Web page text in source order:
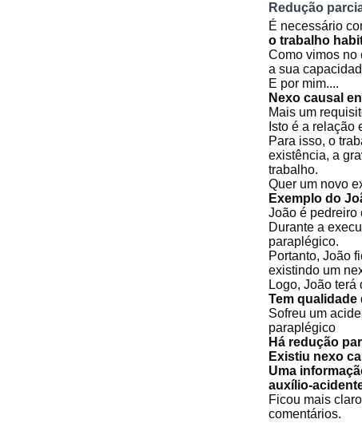
Redução
É necessário
o trabalho
Como vimos no
a sua
E por mim....
Nexo causal
Mais um
Isto é a relação
Para isso, o
existência, a
trabalho.
Quer um novo
Exemplo do
João é pedreiro
Durante a
paraplégico.
Portanto, João
existindo um
Logo, João
Tem qualidade
Sofreu um
paraplégico
Há redução
Existiu nexo
Uma
auxílio-
Ficou mais
comentários.